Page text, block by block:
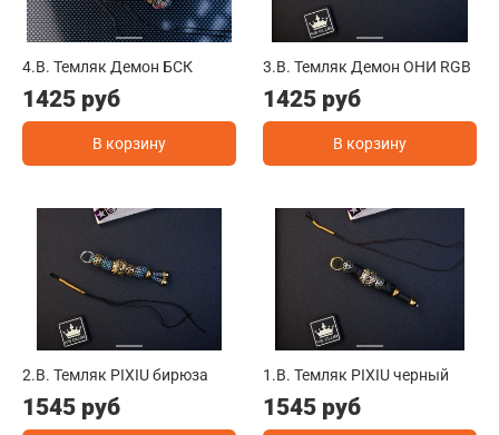
4.B. Темляк Демон БСК
1425 руб
В корзину
3.B. Темляк Демон ОНИ RGB
1425 руб
В корзину
2.B. Темляк PIXIU бирюза
1545 руб
1.B. Темляк PIXIU черный
1545 руб